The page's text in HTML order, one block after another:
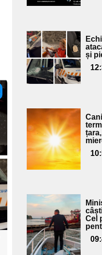
Adaugă
aici textul
pentru
subtitlu
și
Adaugă
aici textul
pentru
subtitlu
Adaugă
aici textul
pentru
subtitlu
Cel